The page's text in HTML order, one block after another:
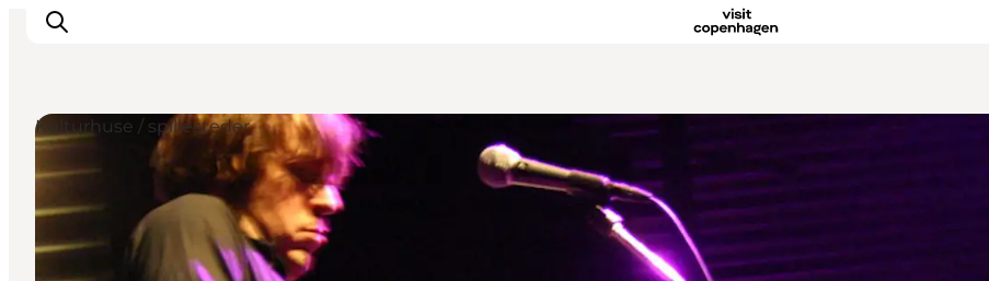
Aktiviteter
Mat och dryck
Planera din resa
Kulturhuse / spillesteder